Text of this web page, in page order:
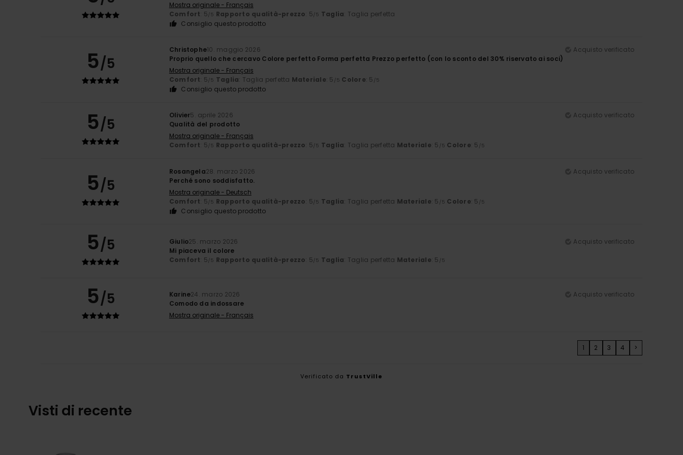
Mostra originale - Français
Comfort: 5/5 Rapporto qualità-prezzo: 5/5 Taglia: Taglia perfetta
Consiglio questo prodotto
5/5
Christophe10. maggio 2026
Acquisto verificato
Proprio quello che cercavo Colore perfetto Forma perfetta Prezzo perfetto (con lo sconto del 30% riservato ai soci)
Mostra originale - Français
Comfort: 5/5 Taglia: Taglia perfetta Materiale: 5 /5 Colore: 5 /5
Consiglio questo prodotto
5/5 Olivier5. aprile 2026
Acquisto verificato
Qualità del prodotto
Mostra originale - Français
Comfort: 5/5 Rapporto qualità-prezzo: 5/5 Taglia: Taglia perfetta Materiale: 5 /5 Colore: 5 /5
5/5
Rosangela28. marzo 2026
Acquisto verificato
Perché sono soddisfatto.
Mostra originale - Deutsch
Comfort: 5/5 Rapporto qualità-prezzo: 5/5 Taglia: Taglia perfetta Materiale: 5 /5 Colore: 5 /5
Consiglio questo prodotto
5/5 Giulio25. marzo 2026
Acquisto verificato
Mi piaceva il colore
Comfort: 5/5 Rapporto qualità-prezzo: 5/5 Taglia: Taglia perfetta Materiale: 5 /5
5/5 Karine24. marzo 2026
Acquisto verificato
Comodo da indossare
Mostra originale - Français
1 2 3 4 >
Verificato da TrustVille
Visti di recente